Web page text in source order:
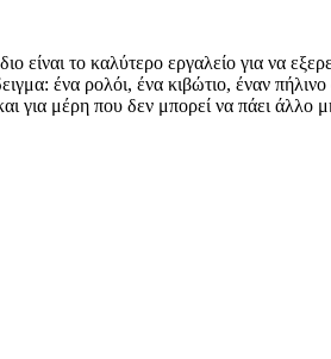
το καλύτερο εργαλείο για να
ένα ρολόι, ένα κιβώτιο, έναν
για μέρη που δεν μπορεί να πάει άλλο